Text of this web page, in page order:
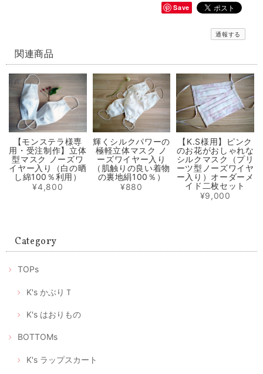
【再販】選べる立体型マスク ノーズワイヤー入り 白生成り/白にブルー小花模様（肌触りの良い着物の裏地綿100％利用）
輝くシルクパワーの極軽立体マスク ノーズワイヤー入り（肌触りの良い着物の裏地絹100％）
2020/05/31
選べるマスクケース/タンポポ+レモンイエロー/ピンクにグレーの絣/藍色にブルー絣/藍色にカラフルな絣
① 元気に咲き乱れるタンポポ
2020/05/31
ありがとうございます。 マスクが届いたみたいです。歳を重ねても女性
様な時期に可愛いマスクが届くと、モチベーションも上がります。 これ
レゼントに込められた優しい気持ちに、気分も明るくなら
れたのではないでしょうか。 また、フィードバックいただ
をつくろう！と、大変励みになりました。 この度はありが
ます。
Save
通報する
関連商品
【モンステラ様専
用・受注制作】立体
型マスク ノーズワ
イヤー入り（白の晒
し綿100％利用）
¥4,800
輝くシルクパワーの
極軽立体マスク ノ
ーズワイヤー入り
（肌触りの良い着物
の裏地絹100％）
¥880
【K.S様用】ピンク
のお花がおしゃれな
シルクマスク（プリ
ーツ型ノーズワイヤ
ー入り）オーダーメ
イド二枚セット
¥9,000
Category
TOPs
K's かぶりＴ
K's はおりもの
BOTTOMs
K's ラップスカート